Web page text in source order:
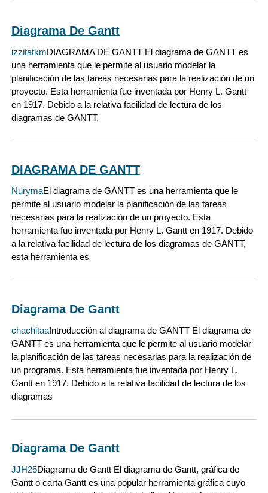
Diagrama De Gantt
izzitatkmDIAGRAMA DE GANTT El diagrama de GANTT es
una herramienta que le permite al usuario modelar la
planificación de las tareas necesarias para la realización de un
proyecto. Esta herramienta fue inventada por Henry L. Gantt
en 1917. Debido a la relativa facilidad de lectura de los
diagramas de GANTT,
DIAGRAMA DE GANTT
NurymaEl diagrama de GANTT es una herramienta que le
permite al usuario modelar la planificación de las tareas
necesarias para la realización de un proyecto. Esta
herramienta fue inventada por Henry L. Gantt en 1917. Debido
a la relativa facilidad de lectura de los diagramas de GANTT,
esta herramienta es
Diagrama De Gantt
chachitaaIntroducción al diagrama de GANTT El diagrama de
GANTT es una herramienta que le permite al usuario modelar
la planificación de las tareas necesarias para la realización de
un programa. Esta herramienta fue inventada por Henry L.
Gantt en 1917. Debido a la relativa facilidad de lectura de los
diagramas
Diagrama De Gantt
JJH25Diagrama de Gantt El diagrama de Gantt, gráfica de
Gantt o carta Gantt es una popular herramienta gráfica cuyo